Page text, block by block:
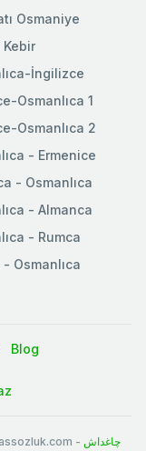
Osmaniye
İngilizce
Osmanlıca 1
Osmanlıca 2
- Ermenice
- Osmanlıca
- Almanca
- Rumca
- Osmanlıca
Blog
- چاغداش